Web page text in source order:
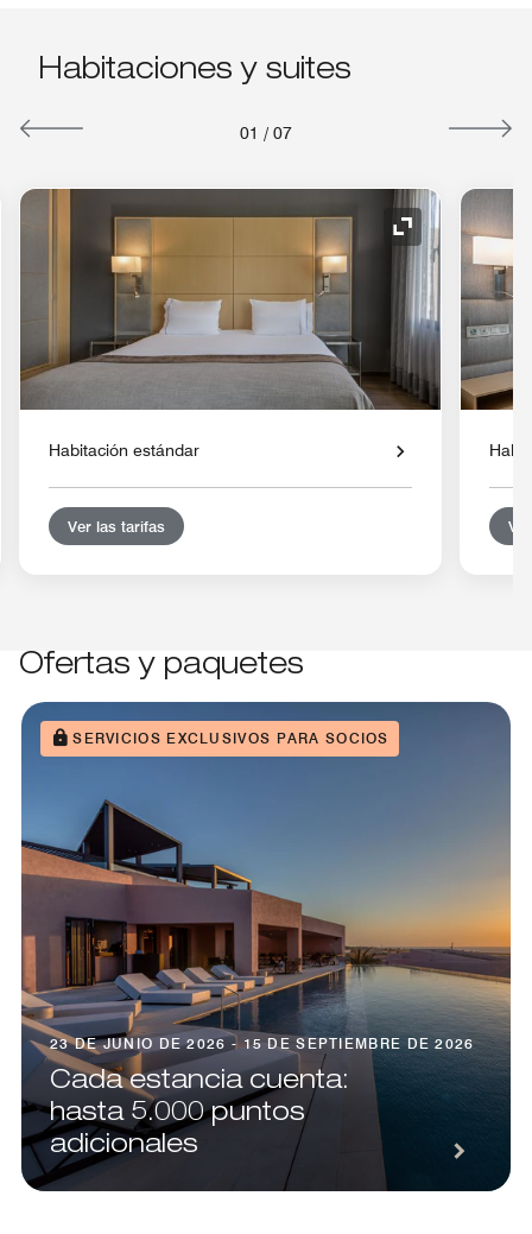
Habitaciones y suites
01 / 07
de expansión Icono de
Habitación estándar
Ver las tarifas
Ofertas y paquetes
SERVICIOS EXCLUSIVOS PARA SOCIOS
23 DE JUNIO DE 2026 - 15 DE SEPTIEMBRE DE 2026
Cada estancia cuenta:
hasta 5.000 puntos
adicionales